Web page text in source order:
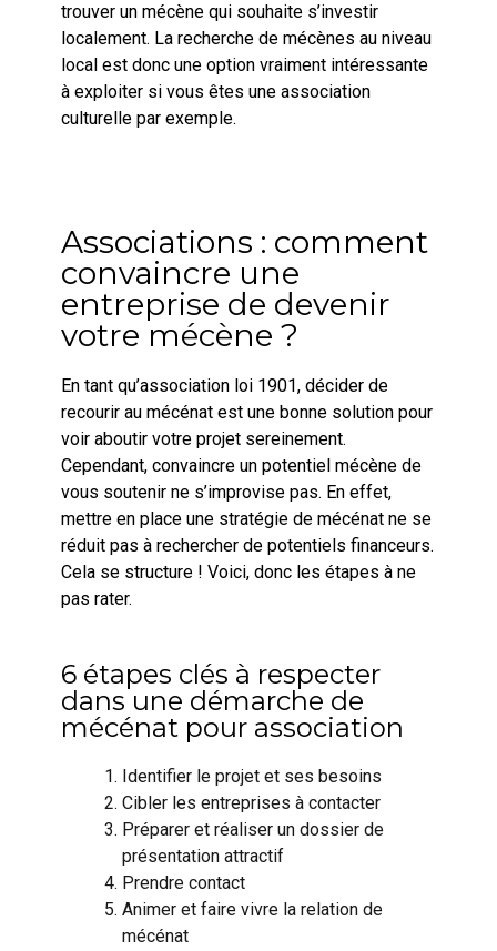
trouver un mécène qui souhaite s’investir
localement. La recherche de mécènes au niveau
local est donc une option vraiment intéressante
à exploiter si vous êtes une association
culturelle par exemple.
Associations : comment
convaincre une
entreprise de devenir
votre mécène ?
En tant qu’association loi 1901, décider de
recourir au mécénat est une bonne solution pour
voir aboutir votre projet sereinement.
Cependant, convaincre un potentiel mécène de
vous soutenir ne s’improvise pas. En effet,
mettre en place une stratégie de mécénat ne se
réduit pas à rechercher de potentiels financeurs.
Cela se structure ! Voici, donc les étapes à ne
pas rater.
6 étapes clés à respecter
dans une démarche de
mécénat pour association
Identifier le projet et ses besoins
Cibler les entreprises à contacter
Préparer et réaliser un dossier de
présentation attractif
Prendre contact
Animer et faire vivre la relation de
mécénat